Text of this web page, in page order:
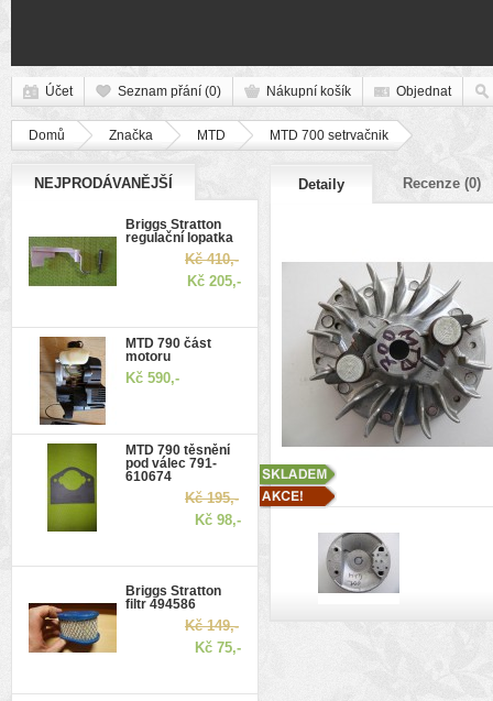
Účet Seznam přání (0) Nákupní košík Objednat
Domů Značka MTD MTD 700 setrvačnik
NEJPRODÁVANĚJŠÍ
Briggs Stratton
regulační lopatka
Kč 410,-
Kč 205,-
MTD 790 část
motoru
Kč 590,-
MTD 790 těsnění
pod válec 791-
610674
Kč 195,-
Kč 98,-
Briggs Stratton
filtr 494586
Kč 149,-
Kč 75,-
Detaily Recenze (0)